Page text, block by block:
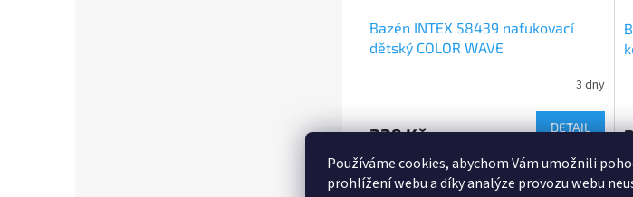
Používáme cookies, abychom Vám umožnili
prohlížení webu a díky analýze provozu webu
Bazén INTEX 58439 nafukovací
dětský COLOR WAVE
3 dny
229 Kč DETAIL